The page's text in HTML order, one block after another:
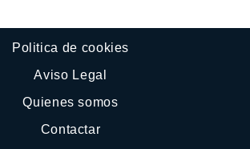
Politica de cookies
Aviso Legal
Quienes somos
Contactar